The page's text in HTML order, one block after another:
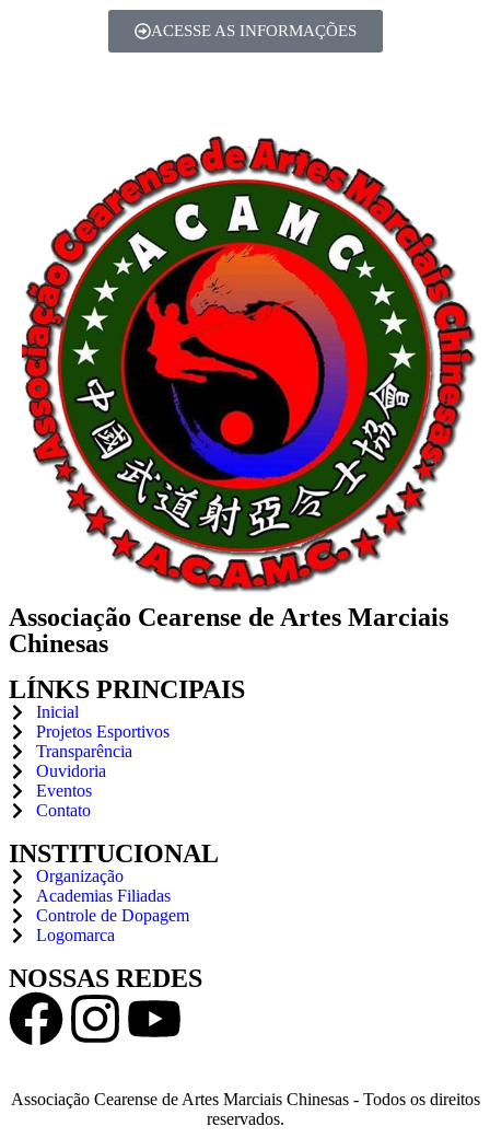
ACESSE AS INFORMAÇÕES
Associação Cearense de Artes Marciais
Chinesas
LÍNKS PRINCIPAIS
Inicial
Projetos Esportivos
Transparência
Ouvidoria
Eventos
Contato
INSTITUCIONAL
Organização
Academias Filiadas
Controle de Dopagem
Logomarca
NOSSAS REDES
Associação Cearense de Artes Marciais Chinesas - Todos os direitos
reservados.